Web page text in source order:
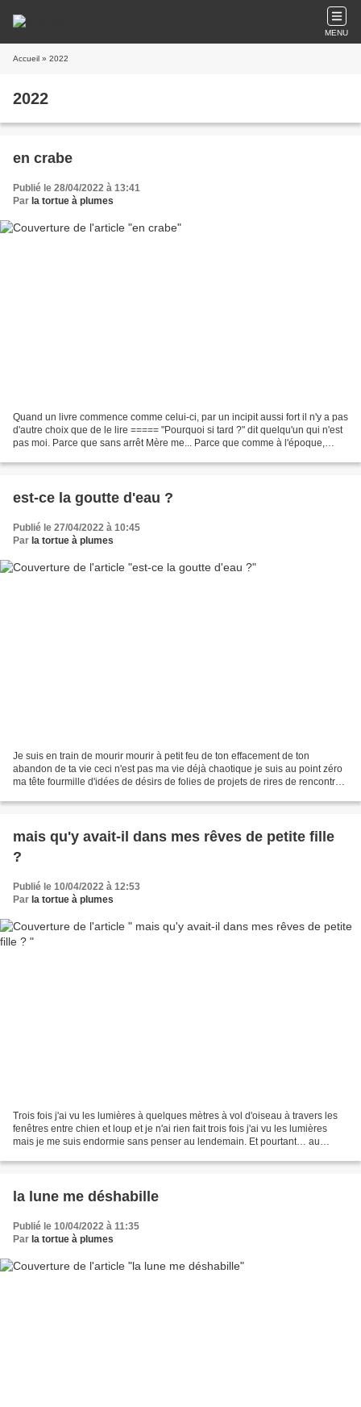
MENU
Accueil » 2022
2022
en crabe
Publié le 28/04/2022 à 13:41
Par la tortue à plumes
Quand un livre commence comme celui-ci, par un incipit aussi fort il n'y a pas
d'autre choix que de le lire ===== "Pourquoi si tard ?" dit quelqu'un qui n'est
pas moi. Parce que sans arrêt Mère me... Parce que comme à l'époque,
est-ce la goutte d'eau ?
Publié le 27/04/2022 à 10:45
Par la tortue à plumes
Je suis en train de mourir mourir à petit feu de ton effacement de ton
abandon de ta vie ceci n'est pas ma vie déjà chaotique je suis au point zéro
ma tête fourmille d'idées de désirs de folies de projets de rires de rencontres
mais qu'y avait-il dans mes rêves de petite fille
?
Publié le 10/04/2022 à 12:53
Par la tortue à plumes
Trois fois j'ai vu les lumières à quelques mètres à vol d'oiseau à travers les
fenêtres entre chien et loup et je n'ai rien fait trois fois j'ai vu les lumières
mais je me suis endormie sans penser au lendemain. Et pourtant… au
la lune me déshabille
Publié le 10/04/2022 à 11:35
Par la tortue à plumes